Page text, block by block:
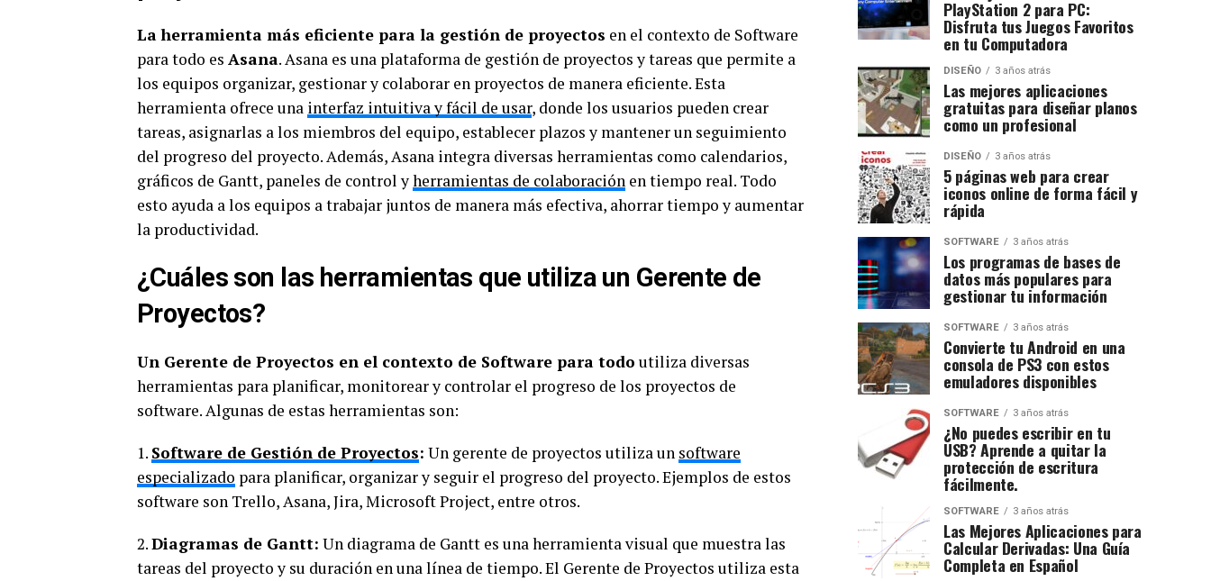
La herramienta más eficiente para la gestión de proyectos en el contexto de Software
para todo es Asana. Asana es una plataforma de gestión de proyectos y tareas que permite a
los equipos organizar, gestionar y colaborar en proyectos de manera eficiente. Esta
herramienta ofrece una interfaz intuitiva y fácil de usar, donde los usuarios pueden crear
tareas, asignarlas a los miembros del equipo, establecer plazos y mantener un seguimiento
del progreso del proyecto. Además, Asana integra diversas herramientas como calendarios,
gráficos de Gantt, paneles de control yherramientas de colaboración en tiempo real. Todo
esto ayuda a los equipos a trabajar juntos de manera más efectiva, ahorrar tiempo y aumentar
la productividad.
¿Cuáles son las herramientas que utiliza un Gerente de
Proyectos?
Un Gerente de Proyectos en el contexto de Software para todo utiliza diversas
herramientas para planificar, monitorear y controlar el progreso de los proyectos de
software. Algunas de estas herramientas son:
1. Software de Gestión de Proyectos: Un gerente de proyectos utiliza un software
especializado para planificar, organizar y seguir el progreso del proyecto. Ejemplos de estos
software son Trello, Asana, Jira, Microsoft Project, entre otros.
2.Diagramas de Gantt: Un diagrama de Gantt es una herramienta visual que muestra las
tareas del proyecto y su duración en una línea de tiempo. El Gerente de Proyectos utiliza esta
PlayStation 2 para PC:
Disfruta tus Juegos Favoritos
en tu Computadora
DISEÑO 3 años atrás
Las mejores aplicaciones
gratuitas para diseñar planos
como un profesional
DISEÑO 3 años atrás
5 páginas web para crear
iconos online de forma fácil y
rápida
SOFTWARE 3 años atrás
Los programas de bases de
datos más populares para
gestionar tu información
SOFTWARE 3 años atrás
Convierte tu Android en una
consola de PS3 con estos
emuladores disponibles
SOFTWARE 3 años atrás
¿No puedes escribir en tu
USB? Aprende a quitar la
protección de escritura
fácilmente.
SOFTWARE 3 años atrás
Las Mejores Aplicaciones para
Calcular Derivadas: Una Guía
Completa en Español